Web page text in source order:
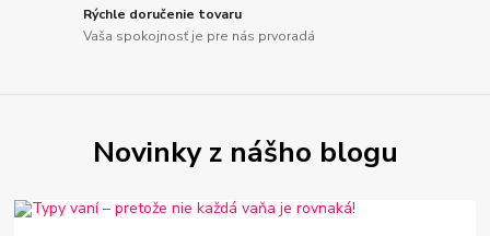
Rýchle doručenie tovaru
Vaša spokojnosť je pre nás prvoradá
Novinky z nášho blogu